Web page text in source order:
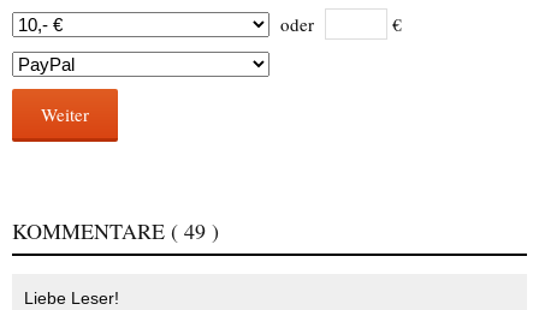
oder €
Weiter
KOMMENTARE ( 49 )
Liebe Leser!